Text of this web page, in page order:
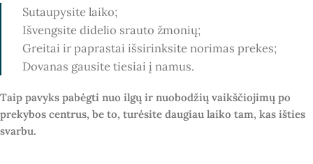
Sutaupysite laiko;
Išvengsite didelio srauto žmonių;
Greitai ir paprastai išsirinksite norimas prekes;
Dovanas gausite tiesiai į namus.
Taip pavyks pabėgti nuo ilgų ir nuobodžių vaikščiojimų po
prekybos centrus, be to, turėsite daugiau laiko tam, kas išties
svarbu.